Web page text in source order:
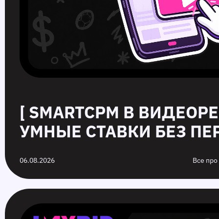
[ SMARTCPM В
УМНЫЕ СТАВКИ БЕЗ
06.08.2026 Все